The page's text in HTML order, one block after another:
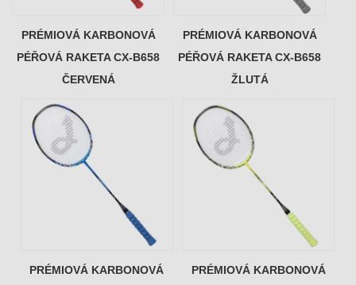
PRÉMIOVÁ KARBONOVÁ
PÉŘOVÁ RAKETA CX-B658
ČERVENÁ
PRÉMIOVÁ KARBONOVÁ
PÉŘOVÁ RAKETA CX-B658
ŽLUTÁ
PRÉMIOVÁ KARBONOVÁ
PRÉMIOVÁ KARBONOVÁ